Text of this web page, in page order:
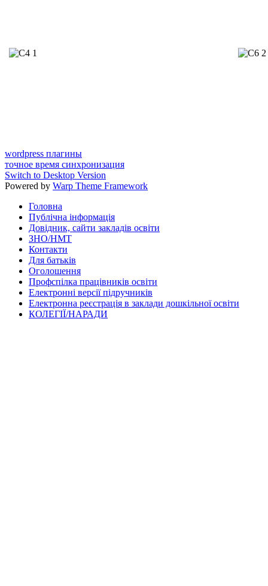
wordpress плагины
точное время синхронизация
Switch to Desktop Version
Powered by Warp Theme Framework
Головна
Публічна інформація
Довідник, сайти закладів освіти
ЗНО/НМТ
Контакти
Для батьків
Оголошення
Профспілка працівників освіти
Електронні версії підручників
Електронна реєстрація в заклади дошкільної освіти
КОЛЕГІЇ/НАРАДИ